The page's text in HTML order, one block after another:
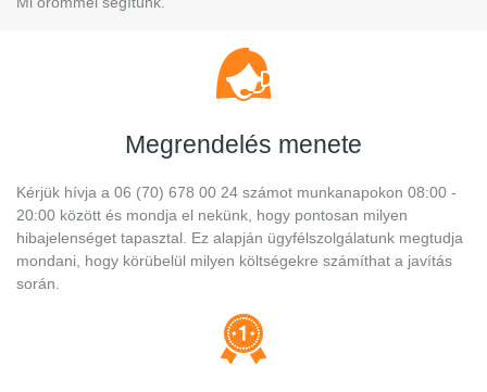
Megrendelés menete
Kérjük hívja a 06 (70) 678 00 24 számot munkanapokon 08:00 -
20:00 között és mondja el nekünk, hogy pontosan milyen
hibajelenséget tapasztal. Ez alapján ügyfélszolgálatunk megtudja
mondani, hogy körübelül milyen költségekre számíthat a javítás
során.